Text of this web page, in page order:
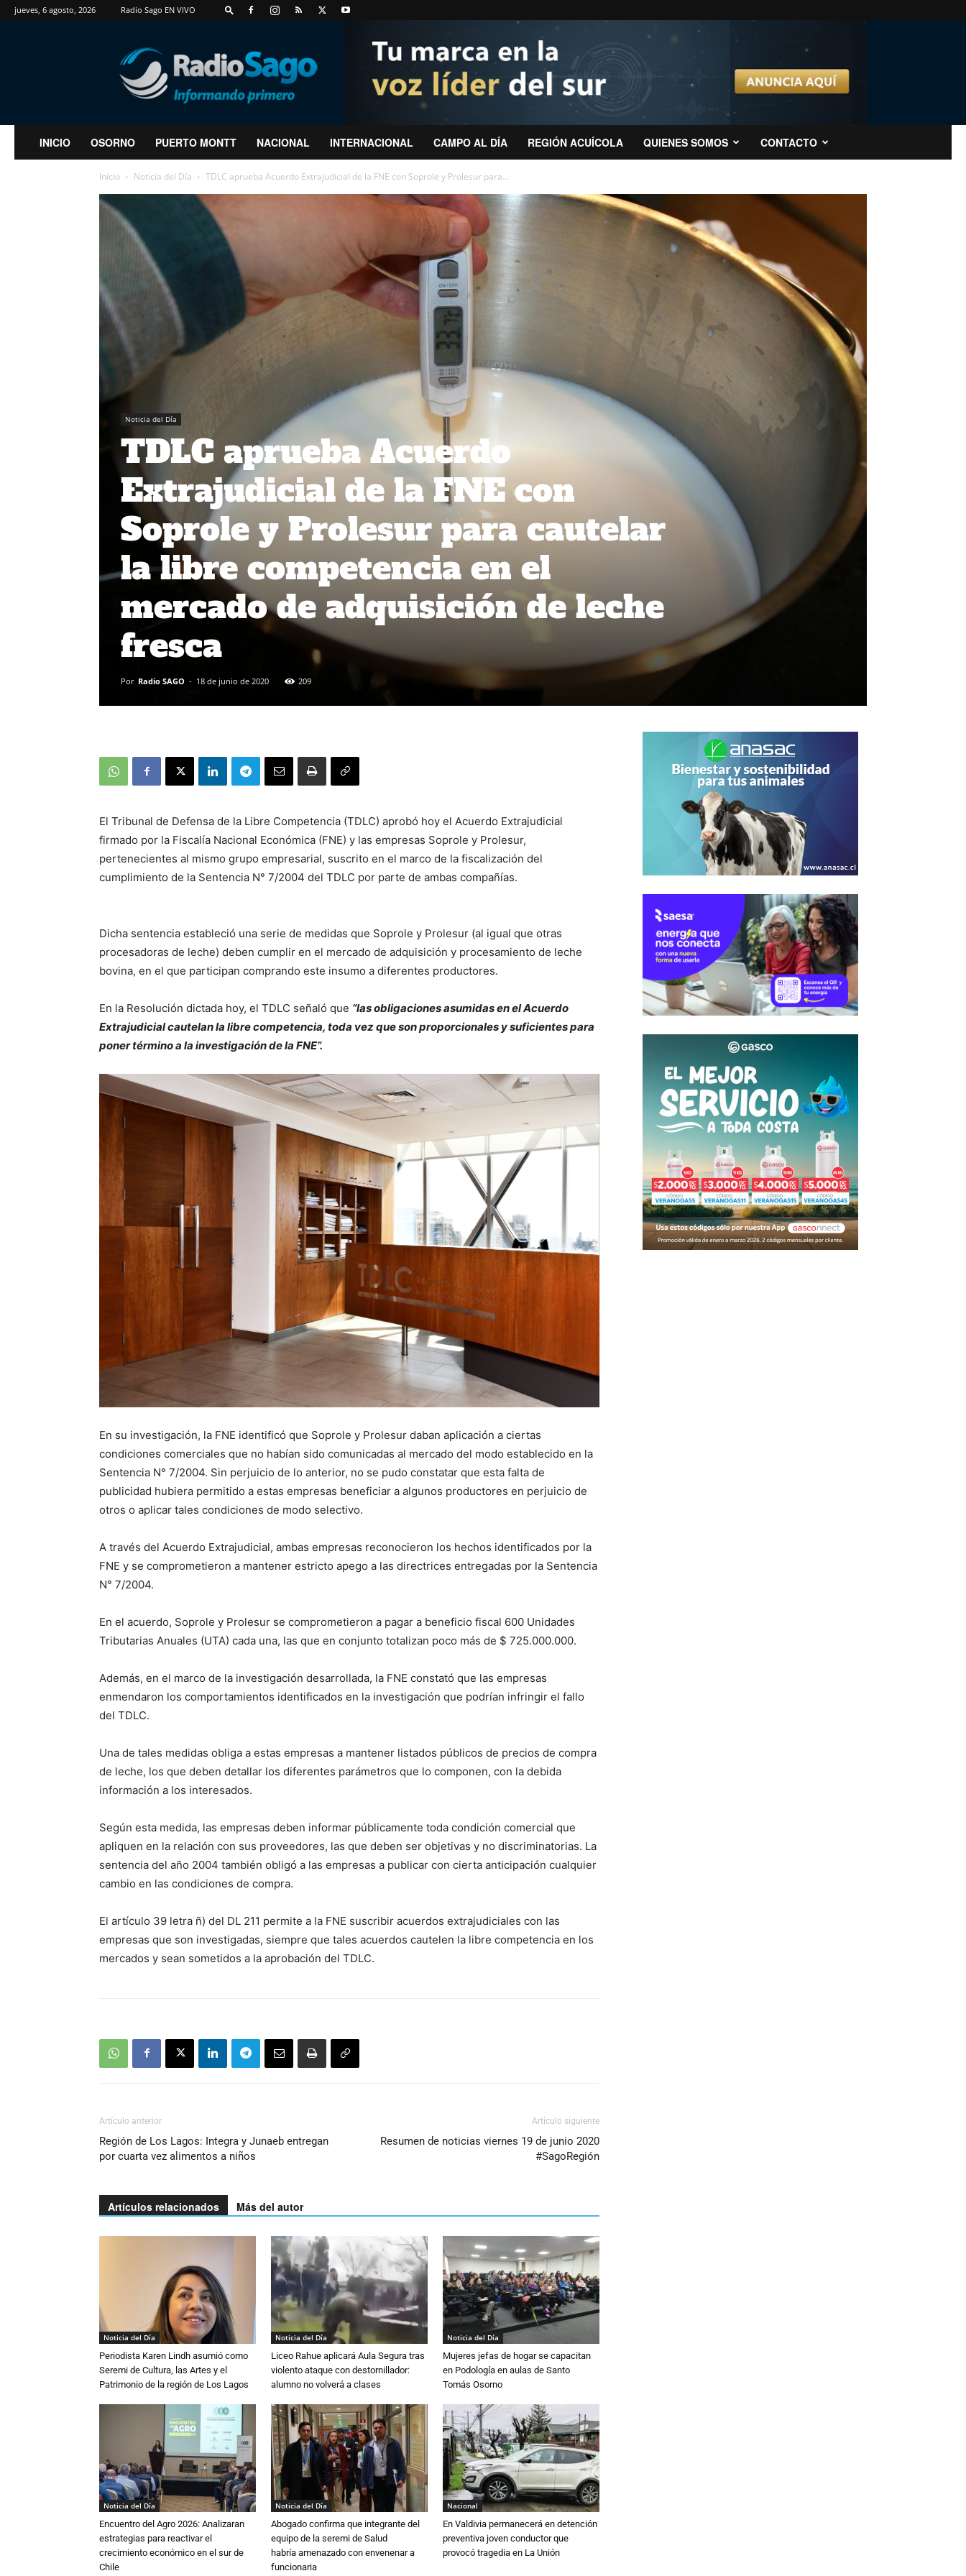
jueves, 6 agosto, 2026 Radio Sago EN VIVO
RadioSago
INICIO OSORNO PUERTO MONTT NACIONAL INTERNACIONAL CAMPO AL DÍA REGIÓN ACUÍCOLA QUIENES SOMOS CONTACTO
Inicio Noticia del Día TDLC aprueba Acuerdo Extrajudicial de la FNE con Soprole y Prolesur para...
Noticia del Día
TDLC aprueba Acuerdo
Extrajudicial de la FNE con
Soprole y Prolesur para cautelar
la libre competencia en el
mercado de adquisición de leche
fresca
Por Radio SAGO - 18 de junio de 2020 209
El Tribunal de Defensa de la Libre Competencia (TDLC) aprobó hoy el Acuerdo Extrajudicial
firmado por la Fiscalía Nacional Económica (FNE) y las empresas Soprole y Prolesur,
pertenecientes al mismo grupo empresarial, suscrito en el marco de la fiscalización del
cumplimiento de la Sentencia N° 7/2004 del TDLC por parte de ambas compañías.
Dicha sentencia estableció una serie de medidas que Soprole y Prolesur (al igual que otras
procesadoras de leche) deben cumplir en el mercado de adquisición y procesamiento de leche
bovina, en el que participan comprando este insumo a diferentes productores.
En la Resolución dictada hoy, el TDLC señaló que “las obligaciones asumidas en el Acuerdo
Extrajudicial cautelan la libre competencia, toda vez que son proporcionales y suficientes para
poner término a la investigación de la FNE”.
En su investigación, la FNE identificó que Soprole y Prolesur daban aplicación a ciertas
condiciones comerciales que no habían sido comunicadas al mercado del modo establecido en la
Sentencia N° 7/2004. Sin perjuicio de lo anterior, no se pudo constatar que esta falta de
publicidad hubiera permitido a estas empresas beneficiar a algunos productores en perjuicio de
otros o aplicar tales condiciones de modo selectivo.
A través del Acuerdo Extrajudicial, ambas empresas reconocieron los hechos identificados por la
FNE y se comprometieron a mantener estricto apego a las directrices entregadas por la Sentencia
N° 7/2004.
En el acuerdo, Soprole y Prolesur se comprometieron a pagar a beneficio fiscal 600 Unidades
Tributarias Anuales (UTA) cada una, las que en conjunto totalizan poco más de $ 725.000.000.
Además, en el marco de la investigación desarrollada, la FNE constató que las empresas
enmendaron los comportamientos identificados en la investigación que podrían infringir el fallo
del TDLC.
Una de tales medidas obliga a estas empresas a mantener listados públicos de precios de compra
de leche, los que deben detallar los diferentes parámetros que lo componen, con la debida
información a los interesados.
Según esta medida, las empresas deben informar públicamente toda condición comercial que
apliquen en la relación con sus proveedores, las que deben ser objetivas y no discriminatorias. La
sentencia del año 2004 también obligó a las empresas a publicar con cierta anticipación cualquier
cambio en las condiciones de compra.
El artículo 39 letra ñ) del DL 211 permite a la FNE suscribir acuerdos extrajudiciales con las
empresas que son investigadas, siempre que tales acuerdos cautelen la libre competencia en los
mercados y sean sometidos a la aprobación del TDLC.
Artículo anterior
Región de Los Lagos: Integra y Junaeb entregan
por cuarta vez alimentos a niños
Artículo siguiente
Resumen de noticias viernes 19 de junio 2020
#SagoRegión
Artículos relacionados Más del autor
Noticia del Día
Periodista Karen Lindh asumió como
Seremi de Cultura, las Artes y el
Patrimonio de la región de Los Lagos
Noticia del Día
Liceo Rahue aplicará Aula Segura tras
violento ataque con destornillador:
alumno no volverá a clases
Noticia del Día
Mujeres jefas de hogar se capacitan
en Podología en aulas de Santo
Tomás Osorno
Noticia del Día
Encuentro del Agro 2026: Analizaran
estrategias para reactivar el
crecimiento económico en el sur de
Chile
Noticia del Día
Abogado confirma que integrante del
equipo de la seremi de Salud
habría amenazado con envenenar a
funcionaria
Nacional
En Valdivia permanecerá en detención
preventiva joven conductor que
provocó tragedia en La Unión